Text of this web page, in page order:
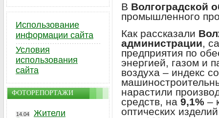
В Волгоградской
промышленного
Как рассказали
администрации,
предприятия по
энергией, газом и
воздуха – индекс
нарастили
средств, на 9,1% –
оптических
Использование
информации сайта
Условия
использования
сайта
ФОТОРЕПОРТАЖИ
14.04
Жители